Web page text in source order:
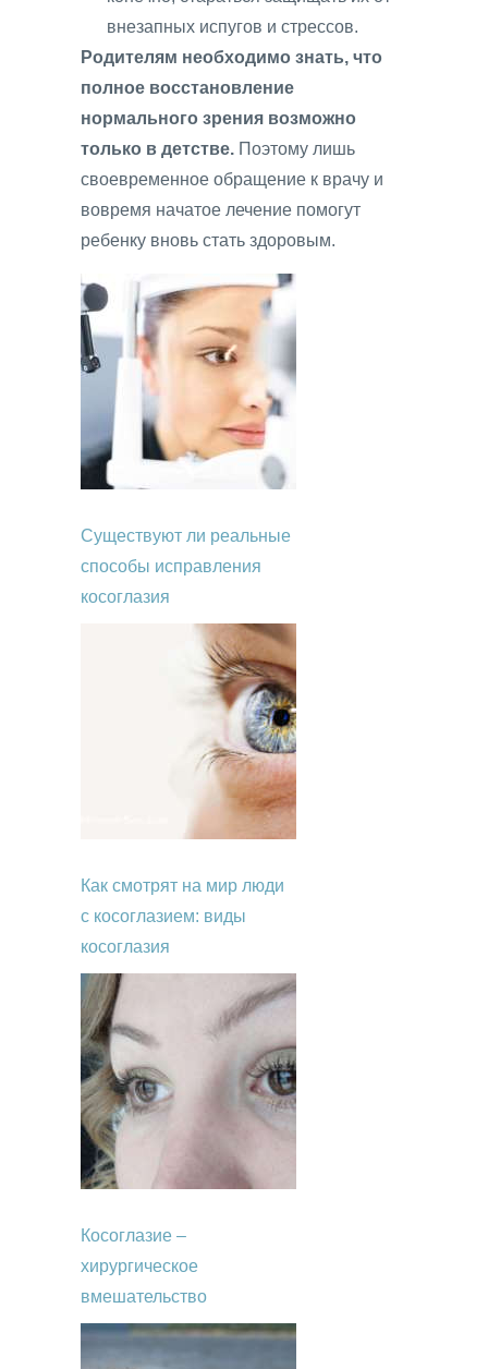
внезапных испугов и стрессов.
Родителям необходимо знать, что
полное восстановление
нормального зрения возможно
только в детстве. Поэтому лишь
своевременное обращение к врачу и
вовремя начатое лечение помогут
ребенку вновь стать здоровым.
Существуют ли реальные
способы исправления
косоглазия
Как смотрят на мир люди
с косоглазием: виды
косоглазия
Косоглазие –
хирургическое
вмешательство